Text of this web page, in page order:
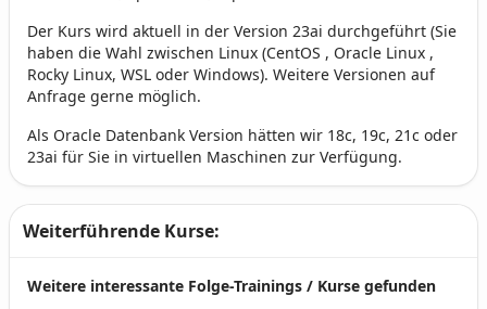
Der Kurs wird aktuell in der Version 23ai durchgeführt (Sie
haben die Wahl zwischen Linux (CentOS , Oracle Linux ,
Rocky Linux, WSL oder Windows). Weitere Versionen auf
Anfrage gerne möglich.
Als Oracle Datenbank Version hätten wir 18c, 19c, 21c oder
23ai für Sie in virtuellen Maschinen zur Verfügung.
Weiterführende Kurse:
Weitere interessante Folge-Trainings / Kurse gefunden